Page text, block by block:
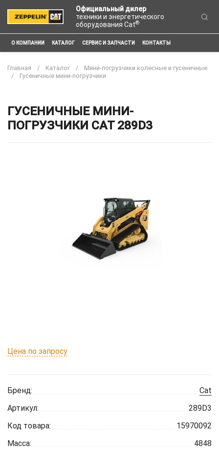
Официальный дилер
техники и энергетического
оборудования Cat®
О КОМПАНИИ КАТАЛОГ СЕРВИС И ЗАПЧАСТИ КОНТАКТЫ
Главная Каталог
Мини-погрузчики колесные и гусеничные
Гусеничные мини-погрузчики
ГУСЕНИЧНЫЕ МИНИ-
ПОГРУЗЧИКИ CAT 289D3
Цена по запросу
Бренд:
Cat
Артикул:
289D3
Код товара:
15970092
Масса:
4848